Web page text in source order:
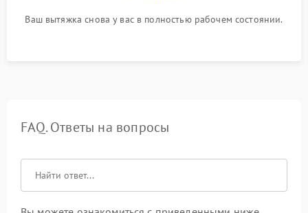
Ваш вытяжка снова у вас в полностью рабочем состоянии.
FAQ. Ответы на вопросы